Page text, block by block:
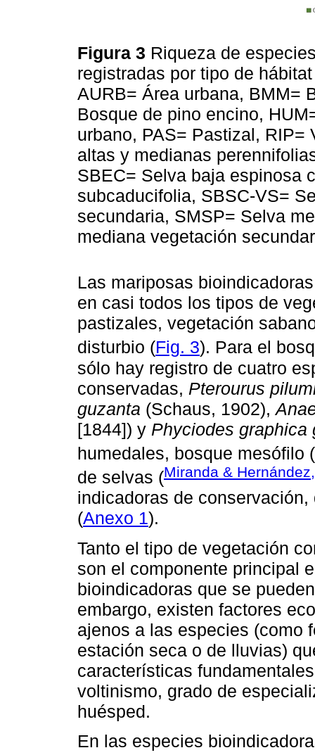
Figura 3 Riqueza de
registradas por tipo de
AURB= Área urbana, BMM=
Bosque de pino encino,
urbano, PAS= Pastizal, RIP=
altas y medianas
SBEC= Selva baja espinosa
subcaducifolia, SBSC-VS=
secundaria, SMSP= Selva
mediana vegetación
Las mariposas
en casi todos los tipos de
pastizales, vegetación
disturbio (Fig. 3). Para el
sólo hay registro de cuatro
conservadas, Pterourus
guzanta (Schaus, 1902),
[1844]) y Phyciodes graphica
humedales, bosque mesófilo (
de selvas (Miranda &
indicadoras de
(Anexo 1).
Tanto el tipo de vegetación
son el componente principal
bioindicadoras que se
embargo, existen factores
ajenos a las especies (como
estación seca o de lluvias)
características
voltinismo, grado de
huésped.
En las especies